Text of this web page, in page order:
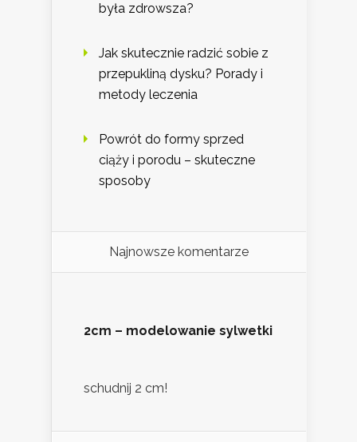
była zdrowsza?
Jak skutecznie radzić sobie z
przepukliną dysku? Porady i
metody leczenia
Powrót do formy sprzed
ciąży i porodu – skuteczne
sposoby
Najnowsze komentarze
2cm – modelowanie sylwetki
schudnij 2 cm!